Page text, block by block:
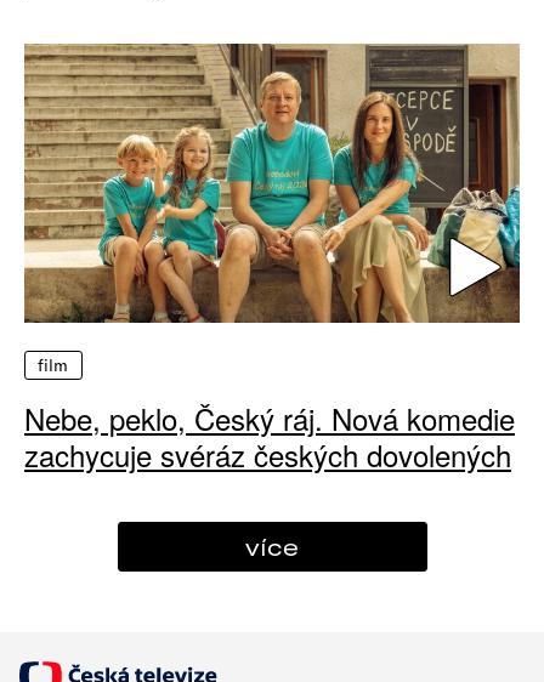
film
Nebe, peklo, Český ráj. Nová komedie
zachycuje svéráz českých dovolených
více